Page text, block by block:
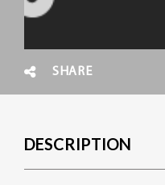
SHARE
DESCRIPTION